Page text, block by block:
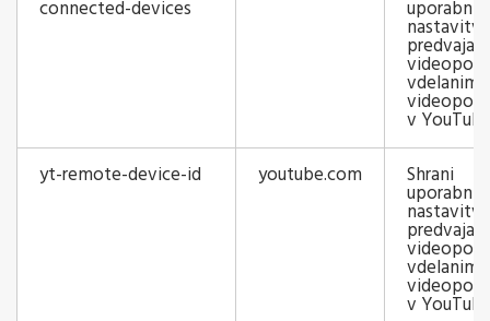
connected-devices
nastavitve
vdelanim
v YouTubu
yt-remote-device-id
youtube.com Shrani
nastavitve
vdelanim
v YouTubu